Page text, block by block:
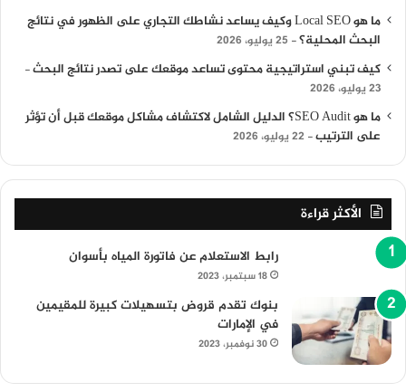
ما هو Local SEO وكيف يساعد نشاطك التجاري على الظهور في نتائج
البحث المحلية؟
25 يوليو، 2026
كيف تبني استراتيجية محتوى تساعد موقعك على تصدر نتائج البحث
23 يوليو، 2026
ما هو SEO Audit؟ الدليل الشامل لاكتشاف مشاكل موقعك قبل أن تؤثر
على الترتيب 22 يوليو، 2026
الأكثر قراءة
رابط الاستعلام عن فاتورة المياه بأسوان
18 سبتمبر، 2023
بنوك تقدم قروض بتسهيلات كبيرة للمقيمين
في الإمارات
30 نوفمبر، 2023